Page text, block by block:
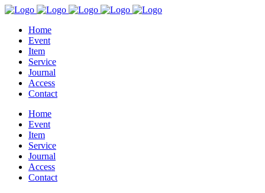
Home
Event
Item
Service
Journal
Access
Contact
Home
Event
Item
Service
Journal
Access
Contact